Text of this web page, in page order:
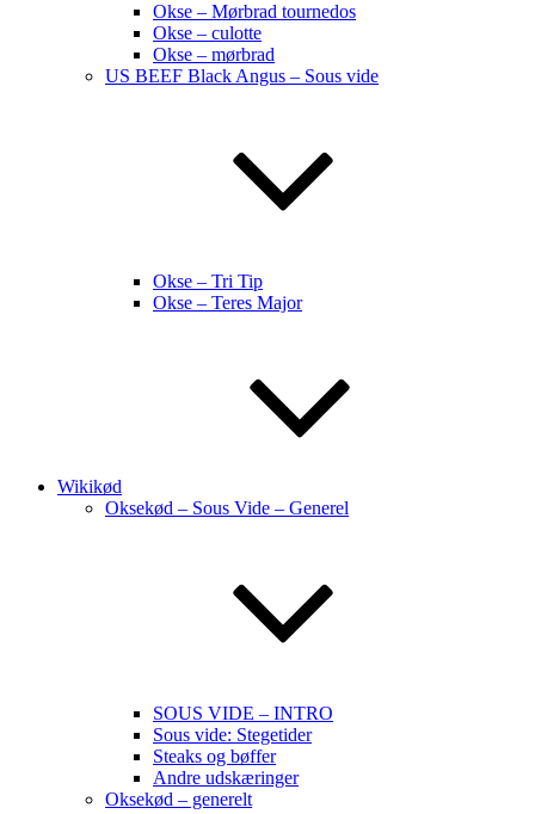
Okse – Mørbrad tournedos
Okse – culotte
Okse – mørbrad
US BEEF Black Angus – Sous vide
Okse – Tri Tip
Okse – Teres Major
Wikikød
Oksekød – Sous Vide – Generel
SOUS VIDE – INTRO
Sous vide: Stegetider
Steaks og bøffer
Andre udskæringer
Oksekød – generelt